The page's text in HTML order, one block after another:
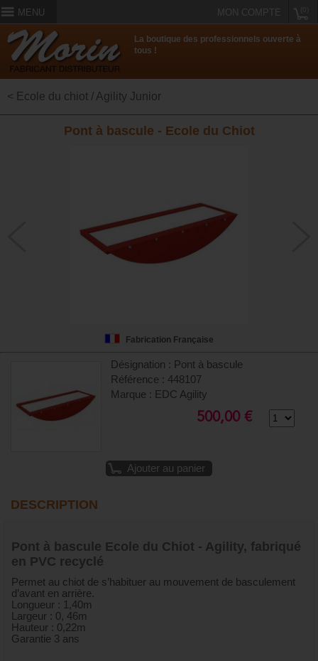
MENU MON COMPTE
La boutique des professionnels ouverte à
tous !
< Ecole du chiot / Agility Junior
Pont à bascule - Ecole du Chiot
Fabrication Française
Désignation : Pont à bascule
Référence : 448107
Marque : EDC Agility
500,00 €
Ajouter au panier
DESCRIPTION
Pont à bascule Ecole du Chiot - Agility, fabriqué
en PVC recyclé
Permet au chiot de s’habituer au mouvement de basculement
d’avant en arrière.
Longueur : 1,40m
Largeur : 0, 46m
Hauteur : 0,22m
Garantie 3 ans